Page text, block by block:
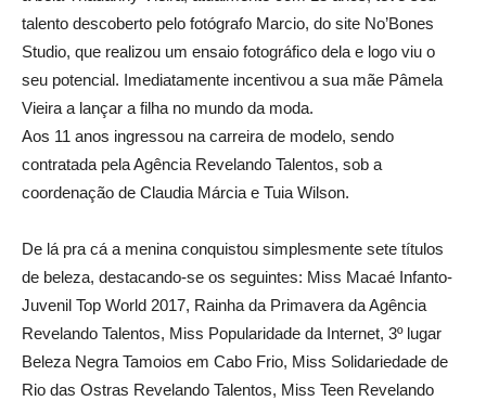
talento descoberto pelo fotógrafo Marcio, do site No’Bones
Studio, que realizou um ensaio fotográfico dela e logo viu o
seu potencial. Imediatamente incentivou a sua mãe Pâmela
Vieira a lançar a filha no mundo da moda.
Aos 11 anos ingressou na carreira de modelo, sendo
contratada pela Agência Revelando Talentos, sob a
coordenação de Claudia Márcia e Tuia Wilson.
De lá pra cá a menina conquistou simplesmente sete títulos
de beleza, destacando-se os seguintes: Miss Macaé Infanto-
Juvenil Top World 2017, Rainha da Primavera da Agência
Revelando Talentos, Miss Popularidade da Internet, 3º lugar
Beleza Negra Tamoios em Cabo Frio, Miss Solidariedade de
Rio das Ostras Revelando Talentos, Miss Teen Revelando